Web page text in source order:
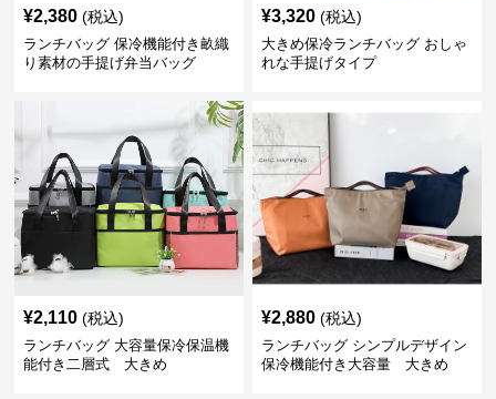
¥2,380 (税込)
ランチバッグ 保冷機能付き畝織
り素材の手提げ弁当バッグ
¥3,320 (税込)
大きめ保冷ランチバッグ おしゃ
れな手提げタイプ
¥2,110 (税込)
ランチバッグ 大容量保冷保温機
能付き二層式 大きめ
¥2,880 (税込)
ランチバッグ シンプルデザイン
保冷機能付き大容量 大きめ